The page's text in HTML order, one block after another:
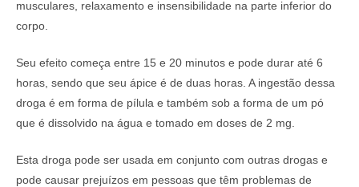
musculares, relaxamento e insensibilidade na parte inferior do
corpo.
Seu efeito começa entre 15 e 20 minutos e pode durar até 6
horas, sendo que seu ápice é de duas horas. A ingestão dessa
droga é em forma de pílula e também sob a forma de um pó
que é dissolvido na água e tomado em doses de 2 mg.
Esta droga pode ser usada em conjunto com outras drogas e
pode causar prejuízos em pessoas que têm problemas de